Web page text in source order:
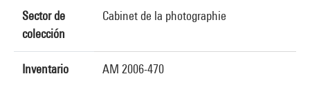
Sector de
colección
Cabinet de la photographie
Inventario AM 2006-470